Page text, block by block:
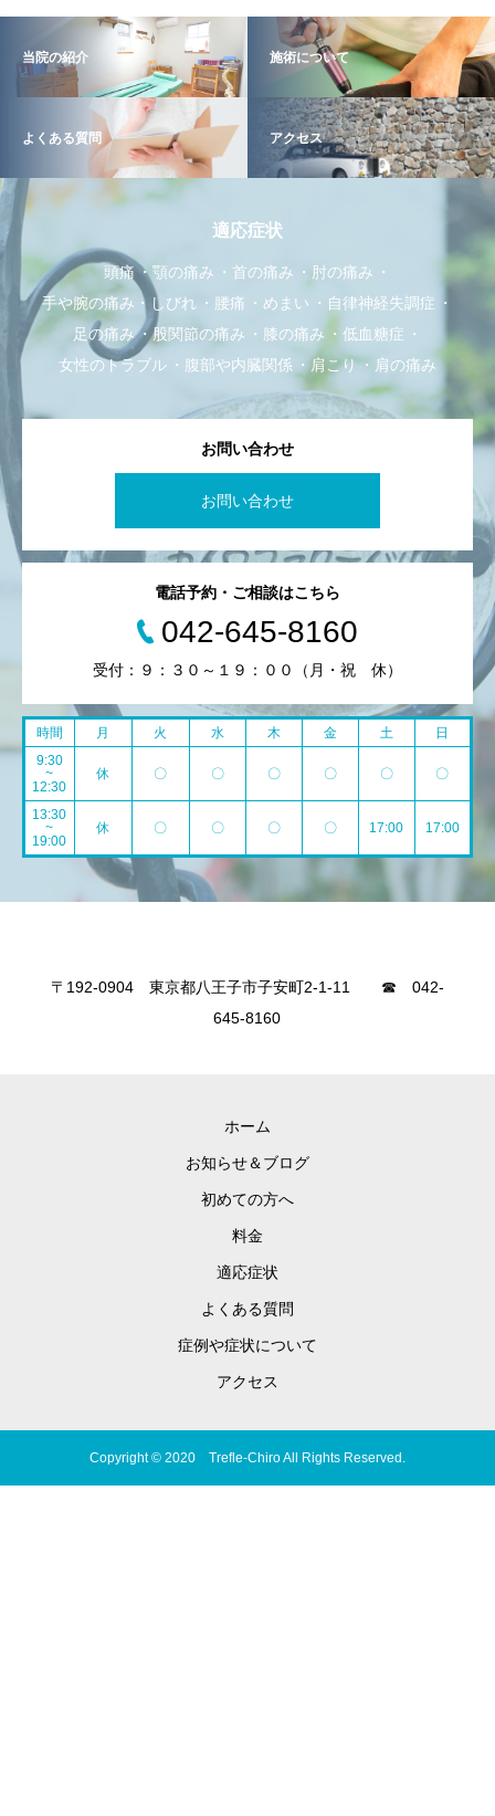
当院の紹介 施術について
よくある質問 アクセス
適応症状
頭痛 顎の痛み 首の痛み
肘の痛み
手や腕の痛み・しびれ
腰痛 めまい
自律神経失調症
足の痛み
股関節の痛み 膝の痛み
低血糖症
女性のトラブル
腹部や内臓関係 肩こり 肩の痛み
お問い合わせ
お問い合わせ
電話予約・ご相談はこちら
042-645-8160
受付：９：３０～１９：００（月・祝 休）
時間 月 火 水 木 金 土
日
9:30
~
12:30
休 〇 〇 〇 〇 〇 〇
13:30
~
19:00
休 〇 〇 〇 〇 17:00 17:00
〒192-0904 東京都八王子市子安町2-1-11 ☎ 042-
645-8160
ホーム
お知らせ＆ブログ
初めての方へ
料金
適応症状
よくある質問
症例や症状について
アクセス
Copyright © 2020 Trefle-Chiro All Rights Reserved.